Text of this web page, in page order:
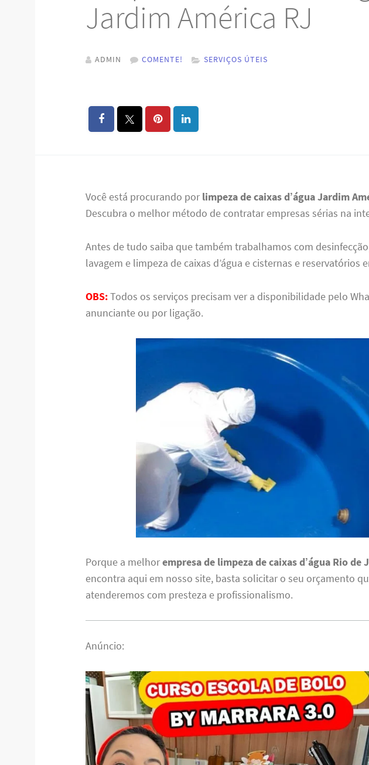
Jardim América RJ
ADMIN COMENTE! SERVIÇOS ÚTEIS
Você está procurando por limpeza de caixas d’água Jardim
Descubra o melhor método de contratar empresas sérias na
Antes de tudo saiba que também trabalhamos com
lavagem e limpeza de caixas d’água e cisternas e reservatórios
OBS:Todos os serviços precisam ver a disponibilidade pelo
anunciante ou por ligação.
Porque a melhorempresa de limpeza de caixas d’água Rio de
encontra aqui em nosso site, basta solicitar o seu orçamento
atenderemos com presteza e profissionalismo.
Anúncio: